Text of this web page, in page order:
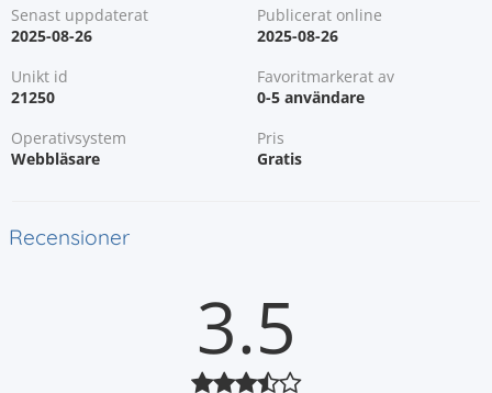
Senast uppdaterat
2025-08-26
Publicerat online
2025-08-26
Unikt id
21250
Favoritmarkerat av
0-5 användare
Operativsystem
Webbläsare
Pris
Gratis
Recensioner
3.5